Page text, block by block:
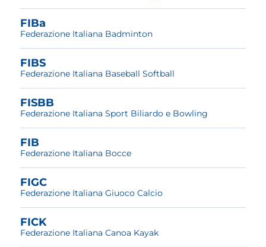
FIBa
Federazione Italiana Badminton
FIBS
Federazione Italiana Baseball Softball
FISBB
Federazione Italiana Sport Biliardo e Bowling
FIB
Federazione Italiana Bocce
FIGC
Federazione Italiana Giuoco Calcio
FICK
Federazione Italiana Canoa Kayak